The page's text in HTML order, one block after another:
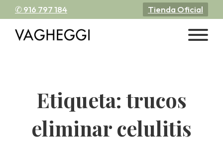
✆ 916 797 184 Tienda Oficial
Etiqueta:trucos
eliminar celulitis